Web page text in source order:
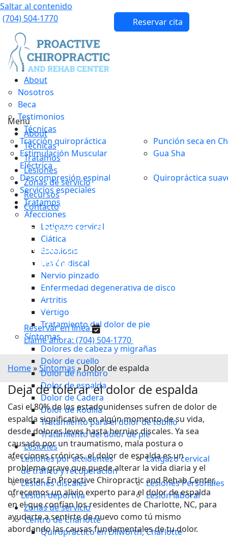
Saltar al contenido
(704) 504-1770
Reservar cita
About
Nosotros
Beca
Testimonios
Técnicas
Tracción quiropráctica
Punción seca en
Estimulación Muscular
Eléctrica
Gua Sha
Descompresión espinal
Quiropráctica
Servicios especiales
Tratamos
Afecciones
Latigazo cervical
Ciática
Escoliosis
Lesión discal
Nervio pinzado
Enfermedad degenerativa de disco
Artritis
Vértigo
Tratamiento del dolor de pie
Síntomas
Dolores de cabeza y migrañas
Dolor de cuello
Dolor de hombro
Dolor de espalda
Dolor de Cadera
Dolor de Rodilla
Tratamiento para el dolor de tobillo
Tratamiento del dolor de pie
Lesiones
Lesiones por accidentes
de tráfico y recuperación
Latigazo cervical
Lesiones discales
Lesiones Personales
Lesión deportiva
Lesión laboral
Zonas de servicio
Centro de Charlotte
Quiropráctico en Dilworth, Charlotte
Menú
About
Técnicas
Tratamos
Lesiones
Zonas de servicio
Recursos
Contacto
Tratamiento del dolor de
espalda cerca de ti en
Charlotte
Experimenta un alivio revolucionario no quirúrgico
para el dolor crónico de espalda y cuello causado por
problemas de disco.
Reservar en línea
Llame ahora: (704) 504-1770
Home»Síntomas» Dolor de espalda
Deja de tolerar el dolor de espalda
Casi el 80% de los estadounidenses sufren de dolor de
espalda significativo en algún momento de su vida,
desde dolores leves hasta hernias discales. Ya sea
causado por un traumatismo, mala postura o
afecciones crónicas, el dolor de espalda es un
problema grave que puede alterar la vida diaria y el
bienestar. En Proactive Chiropractic and Rehab Center,
ofrecemos un alivio experto para el dolor de espalda
en el que confían los residentes de Charlotte, NC, para
ayudarte a sentirte de nuevo como tú mismo
abordando las causas fundamentales de tu dolor.